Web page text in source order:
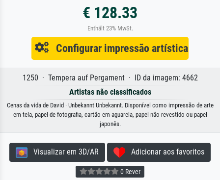
€ 128.33
Enthält 23% MwSt.
Configurar impressão artística
1250 · Tempera auf Pergament · ID da imagem: 4662
Artistas não classificados
Cenas da vida de David · Unbekannt Unbekannt. Disponível como impressão de arte
em tela, papel de fotografia, cartão em aguarela, papel não revestido ou papel
japonês.
Visualizar em 3D/AR Adicionar aos favoritos
0 Rever